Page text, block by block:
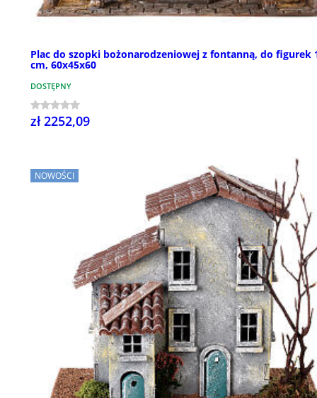
Plac do szopki bożonarodzeniowej z fontanną, do figurek
cm, 60x45x60
DOSTĘPNY
zł 2252,09
NOWOŚCI